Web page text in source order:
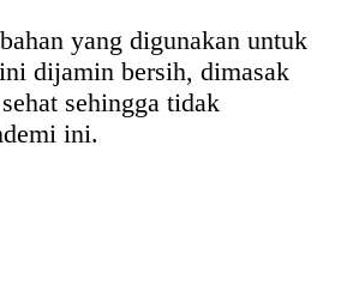
yang digunakan untuk
dijamin bersih, dimasak
sehingga tidak
ini.